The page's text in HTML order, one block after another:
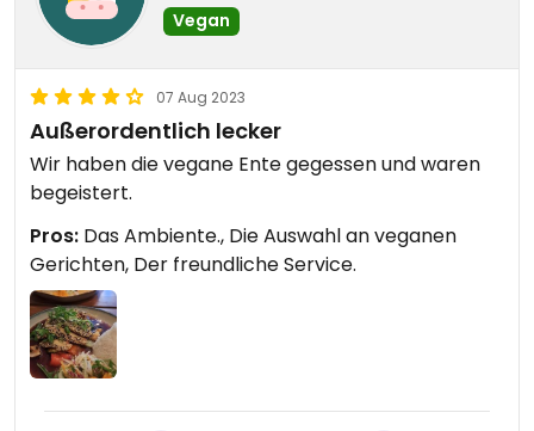
Vegan
07 Aug 2023
Außerordentlich lecker
Wir haben die vegane Ente gegessen und waren
begeistert.
Pros: Das Ambiente., Die Auswahl an veganen
Gerichten, Der freundliche Service.